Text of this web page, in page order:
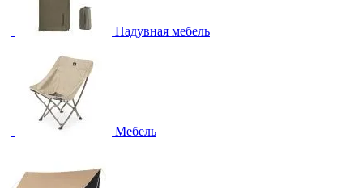
Надувная мебель
Мебель